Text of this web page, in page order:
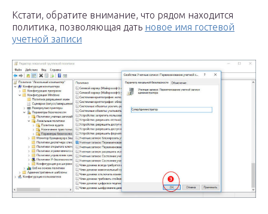
Кстати, обратите внимание, что рядом находится
политика, позволяющая дать новое имя гостевой
учетной записи